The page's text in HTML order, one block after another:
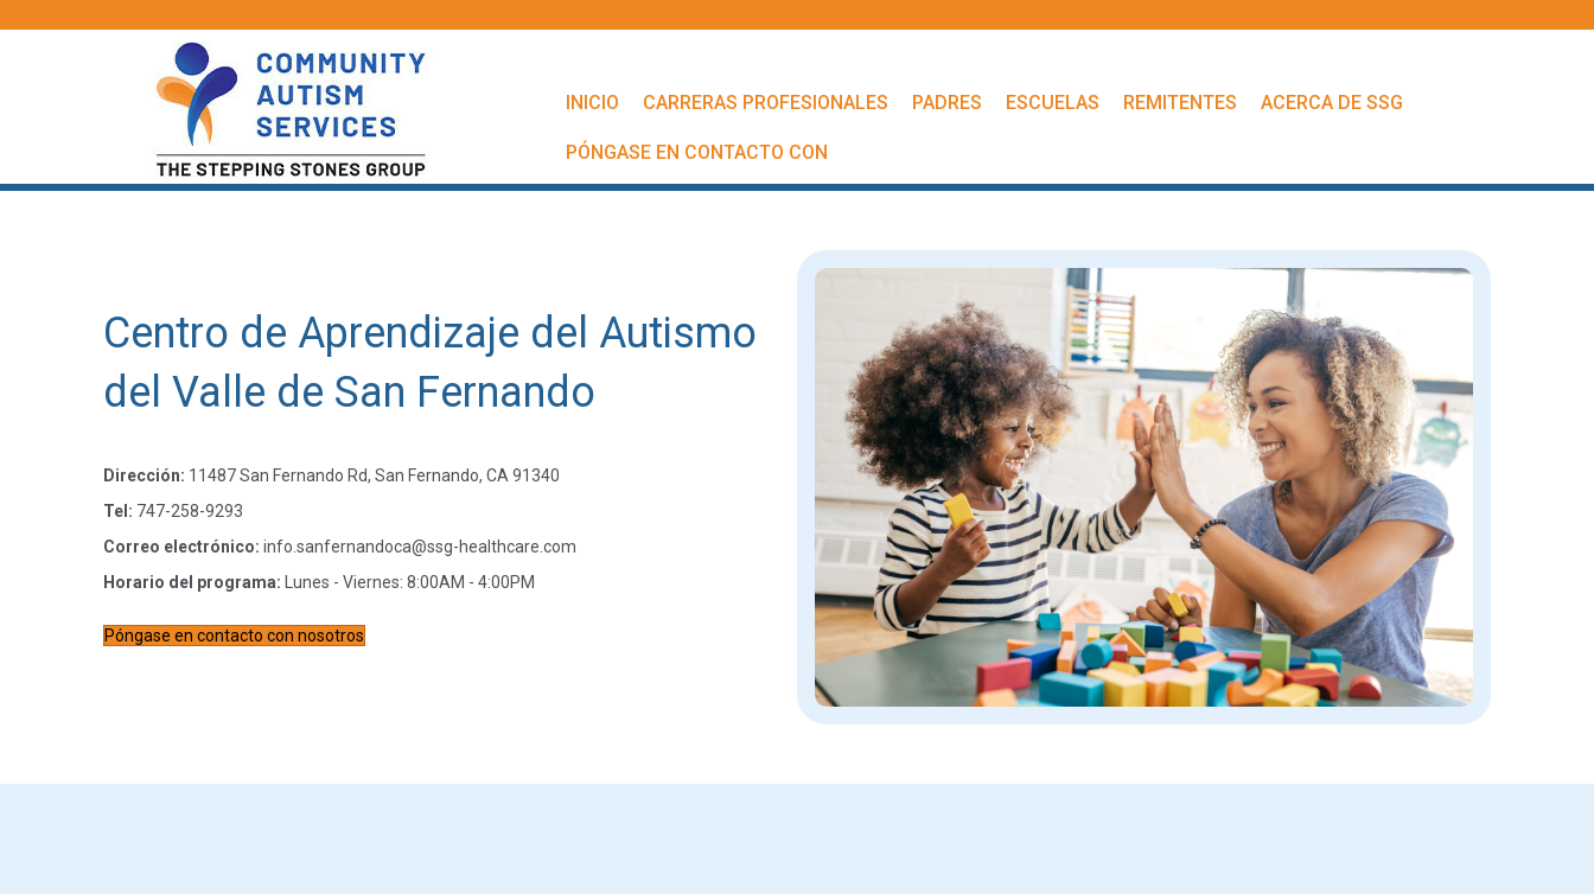
INICIO CARRERAS PROFESIONALES PADRES ESCUELAS REMITENTES ACERCA DE SSG
PÓNGASE EN CONTACTO CON
Centro de Aprendizaje del Autismo
del Valle de San Fernando
Dirección: 11487 San Fernando Rd, San Fernando, CA 91340
Tel: 747-258-9293
Correo electrónico: info.sanfernandoca@ssg-healthcare.com
Horario del programa:
Lunes - Viernes: 8:00AM - 4:00PM
Póngase en contacto con nosotros